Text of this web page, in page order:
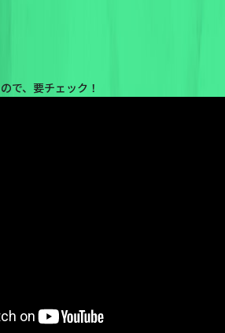
で、要チェック！